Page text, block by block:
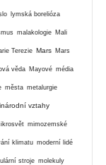
lymská borelióza
malakologie Mali
Terezie Mars Mars
věda Mayové média
města metalurgie
vztahy
mimozemské
klimatu moderní lidé
stroje molekuly